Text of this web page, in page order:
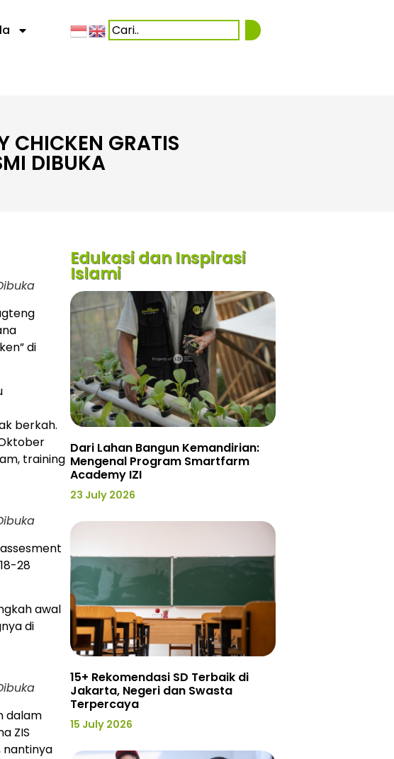
CHICKEN GRATIS
DIBUKA
di
berkah.
training
28
awal
di
dalam
ZIS
nantinya
Edukasi dan Inspirasi
Islami
Dari Lahan Bangun Kemandirian:
Mengenal Program Smartfarm
Academy IZI
23 July 2026
15+ Rekomendasi SD Terbaik di
Jakarta, Negeri dan Swasta
Terpercaya
15 July 2026